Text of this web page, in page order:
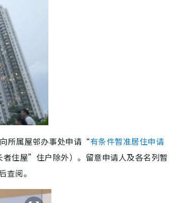
所属屋邨办事处申请“有条件暂准居住申请
住屋”住户除外）。留意申请人及各名列暂
阅。